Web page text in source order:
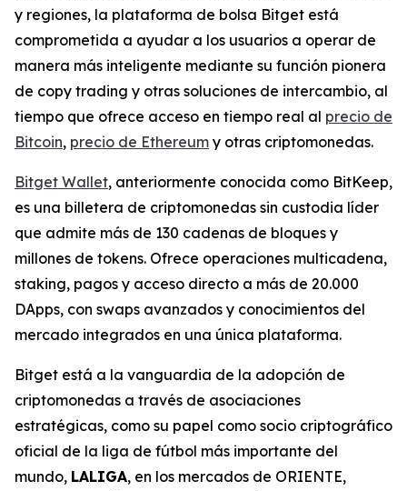
y regiones, la plataforma de bolsa Bitget está
comprometida a ayudar a los usuarios a operar de
manera más inteligente mediante su función pionera
de copy trading y otras soluciones de intercambio, al
tiempo que ofrece acceso en tiempo real al precio de
Bitcoin, precio de Ethereum y otras criptomonedas.
Bitget Wallet, anteriormente conocida como BitKeep,
es una billetera de criptomonedas sin custodia líder
que admite más de 130 cadenas de bloques y
millones de tokens. Ofrece operaciones multicadena,
staking, pagos y acceso directo a más de 20.000
DApps, con swaps avanzados y conocimientos del
mercado integrados en una única plataforma.
Bitget está a la vanguardia de la adopción de
criptomonedas a través de asociaciones
estratégicas, como su papel como socio criptográfico
oficial de la liga de fútbol más importante del
mundo, LALIGA, en los mercados de ORIENTE,